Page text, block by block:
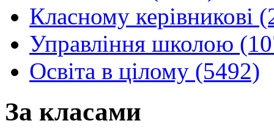
Класному керівникові
Управління школою
Освіта в цілому (5492)
За класами